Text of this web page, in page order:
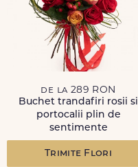
de la 289 RON
Buchet trandafiri rosii si
portocalii plin de
sentimente
Trimite Flori